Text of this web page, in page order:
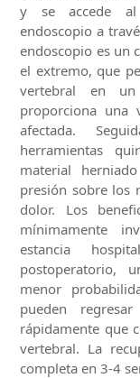
y se accede al
endoscopio a
endoscopio es un
el extremo, que
vertebral en
proporciona una
afectada.
herramientas
material
presión sobre los
dolor. Los
mínimamente
estancia
postoperatorio,
menor
pueden
rápidamente que
vertebral. La
completa en 3-4